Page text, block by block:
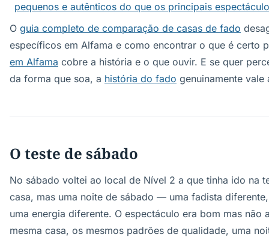
pequenos e autênticos do que os principais
O guia completo de comparação de casas de fado
específicos em Alfama e como encontrar o que é certo
em Alfama cobre a história e o que ouvir. E se quer
da forma que soa, a história do fado genuinamente vale
O teste de sábado
No sábado voltei ao local de Nível 2 a que tinha ido na
casa, mas uma noite de sábado — uma fadista
uma energia diferente. O espectáculo era bom mas não
mesma casa, os mesmos padrões de qualidade, uma